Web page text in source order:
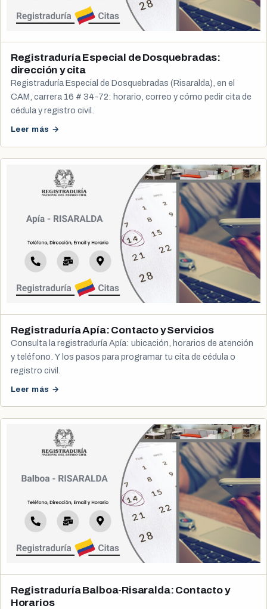
Registraduría Especial de Dosquebradas:
dirección y cita
Registraduría Especial de Dosquebradas (Risaralda), en el
CAM, carrera 16 # 34-72: horario, correo y cómo pedir cita de
cédula y registro civil.
Leer más →
Registraduría Apía: Contacto y Servicios
Consulta la registraduría Apía: ubicación, horarios de atención
y teléfono. Y los pasos para programar tu cita de cédula o
registro civil.
Leer más →
Registraduría Balboa-Risaralda: Contacto y
Horarios